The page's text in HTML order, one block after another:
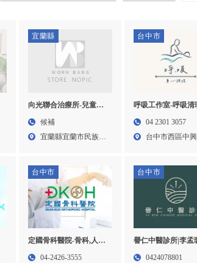
宜蘭縣
向光聯合治療所-兒童早
療,職能治療,物理治療,語
蘭職能治療,宜蘭物理治
療
候補
宜蘭縣宜蘭市民族路
台中市
呼吸工作室-呼吸清
吸調整,台中紓壓放
04 2301 3057
台中市西區中興
台中市
定國骨科醫院-骨科,人工
關節開刀,台中骨科,人工
04-2426-3555
台中市
譽仁中醫診所|李孟
師-中醫診所,台中中
0424078801